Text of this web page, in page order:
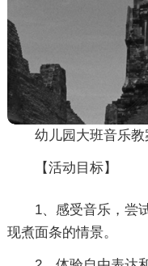
幼儿园大班音乐教
【活动目标】
1、感受音乐，尝
现煮面条的情景。